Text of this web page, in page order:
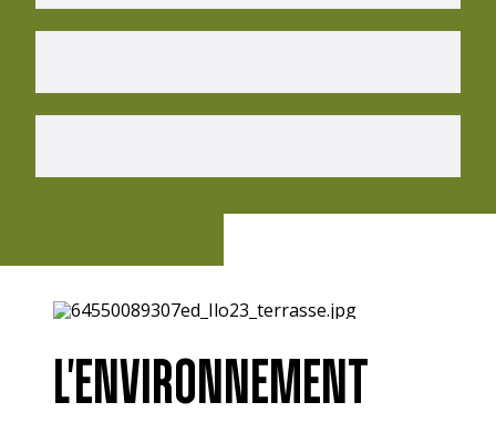
L'ENVIRONNEMENT